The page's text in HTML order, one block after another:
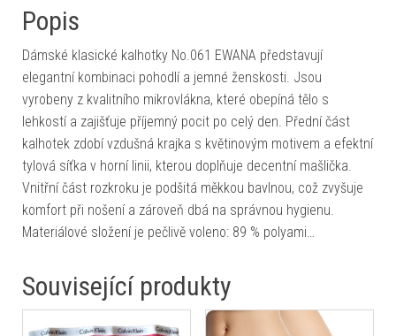
Popis
Dámské klasické kalhotky No.061 EWANA představují
elegantní kombinaci pohodlí a jemné ženskosti. Jsou
vyrobeny z kvalitního mikrovlákna, které obepíná tělo s
lehkostí a zajišťuje příjemný pocit po celý den. Přední část
kalhotek zdobí vzdušná krajka s květinovým motivem a efektní
tylová síťka v horní linii, kterou doplňuje decentní mašlička.
Vnitřní část rozkroku je podšitá měkkou bavlnou, což zvyšuje
komfort při nošení a zároveň dbá na správnou hygienu.
Materiálové složení je pečlivě voleno: 89 % polyami…
Související produkty